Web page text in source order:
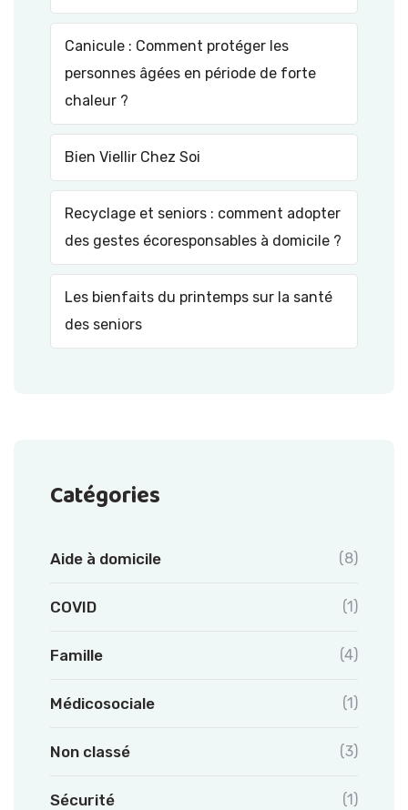
Canicule : Comment protéger les
personnes âgées en période de forte
chaleur ?
Bien Viellir Chez Soi
Recyclage et seniors : comment adopter
des gestes écoresponsables à domicile ?
Les bienfaits du printemps sur la santé
des seniors
Catégories
Aide à domicile (8)
COVID (1)
Famille (4)
Médicosociale (1)
Non classé (3)
Sécurité (1)